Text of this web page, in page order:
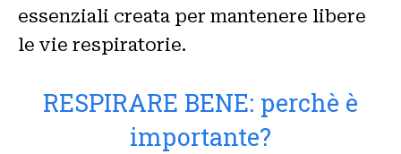
essenziali creata per mantenere libere
le vie respiratorie.
RESPIRARE BENE: perchè è
importante?